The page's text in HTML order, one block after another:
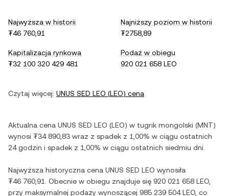
Najwyższa w historii
₮46 760,91
Najniższy poziom w historii
₮2758,89
Kapitalizacja rynkowa
₮32 100 320 429 481
Podaż w obiegu
920 021 658 LEO
Czytaj więcej: UNUS SED LEO (LEO) cena
Aktualna cena UNUS SED LEO (LEO) w tugrik mongolski (MNT)
wynosi ₮34 890,83 wraz z spadek z 1,00% w ciągu ostatnich
24 godzin i spadek z 1,00% w ciągu ostatnich siedmiu dni.
Najwyższa historyczna cena UNUS SED LEO wynosiła
₮46 760,91
. Obecnie w obiegu znajduje się 920 021 658 LEO
przy maksymalnej podaży wynoszącej 985 239 504 LEO , co